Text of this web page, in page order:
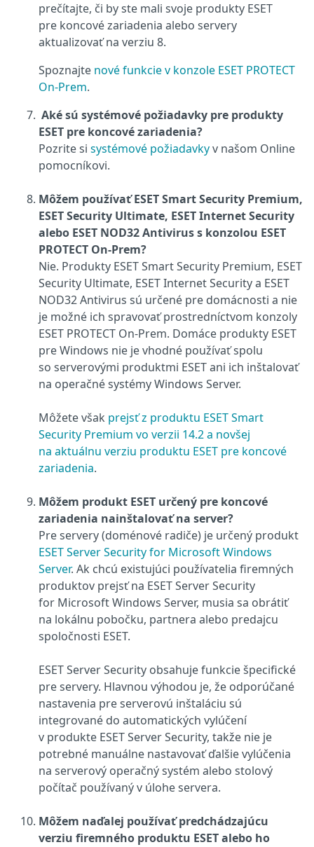
prečítajte, či by ste mali svoje produkty ESET
pre koncové zariadenia alebo servery
aktualizovať na verziu 8.
Spoznajte nové funkcie v konzole ESET PROTECT
On‑Prem.
Aké sú systémové požiadavky pre produkty
ESET pre koncové zariadenia?
Pozrite si systémové požiadavkyv našom Online
pomocníkovi.
Môžem používať ESET Smart Security Premium,
ESET Security Ultimate, ESET Internet Security
alebo ESET NOD32 Antivirus s konzolou ESET
PROTECT On‑Prem?
Nie. Produkty ESET Smart Security Premium, ESET
Security Ultimate, ESET Internet Security a ESET
NOD32 Antivirus sú určené pre domácnosti a nie
je možné ich spravovať prostredníctvom konzoly
ESET PROTECT On‑Prem. Domáce produkty ESET
pre Windows nie je vhodné používať spolu
so serverovými produktmi ESET ani ich inštalovať
na operačné systémy Windows Server.
Môžete však prejsť z produktu ESET Smart
Security Premium vo verzii 14.2 a novšej
na aktuálnu verziu produktu ESET pre koncové
zariadenia.
Môžem produkt ESET určený pre koncové
zariadenia nainštalovať na server?
Pre servery (doménové radiče) je určený produkt
ESET Server Security for Microsoft Windows
Server. Ak chcú existujúci používatelia firemných
produktov prejsť na ESET Server Security
for Microsoft Windows Server, musia sa obrátiť
na lokálnu pobočku, partnera alebo predajcu
spoločnosti ESET.
ESET Server Security obsahuje funkcie špecifické
pre servery. Hlavnou výhodou je, že odporúčané
nastavenia pre serverovú inštaláciu sú
integrované do automatických vylúčení
v produkte ESET Server Security, takže nie je
potrebné manuálne nastavovať ďalšie vylúčenia
na serverový operačný systém alebo stolový
počítač používaný v úlohe servera.
Môžem naďalej používať predchádzajúcu
verziu firemného produktu ESET alebo ho